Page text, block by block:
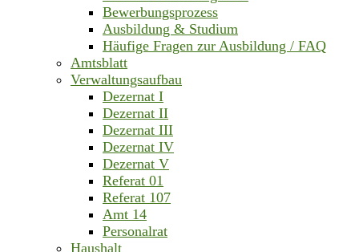
Bewerbungsprozess
Ausbildung & Studium
Häufige Fragen zur Ausbildung / FAQ
Amtsblatt
Verwaltungsaufbau
Dezernat I
Dezernat II
Dezernat III
Dezernat IV
Dezernat V
Referat 01
Referat 107
Amt 14
Personalrat
Haushalt